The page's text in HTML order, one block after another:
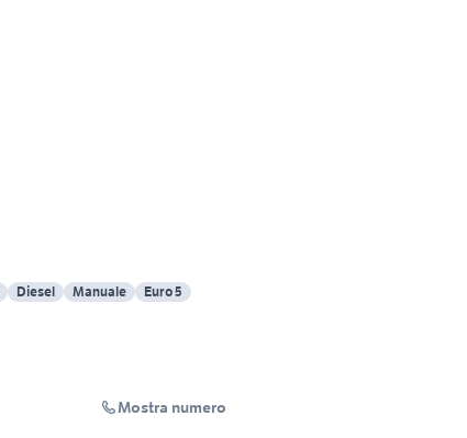
Diesel Manuale Euro 5
Mostra numero